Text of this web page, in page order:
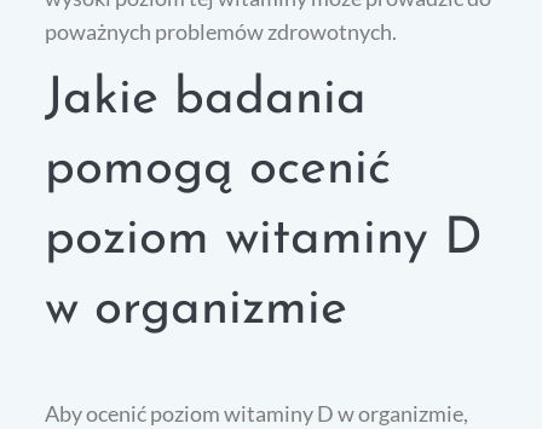
poważnych problemów zdrowotnych.
Jakie badania
pomogą ocenić
poziom witaminy D
w organizmie
Aby ocenić poziom witaminy D w organizmie,